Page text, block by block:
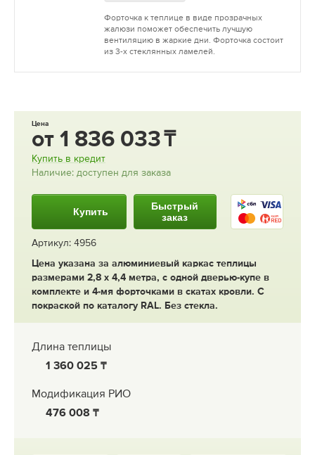
Форточка к теплице в виде прозрачных
жалюзи поможет обеспечить лучшую
вентиляцию в жаркие дни. Форточка состоит
из 3-х стеклянных ламелей.
Цена
от 1 836 033
Купить в кредит
Наличие: доступен для заказа
Купить
Быстрый
заказ
Артикул: 4956
Цена указана за алюминиевый каркас теплицы
размерами 2,8 х 4,4 метра, с одной дверью-купе в
комплекте и 4-мя форточками в скатах кровли. С
покраской по каталогу RAL. Без стекла.
Длина теплицы
1 360 025
Модификация РИО
476 008